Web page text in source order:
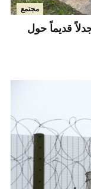
مجتمع
قديماً حول